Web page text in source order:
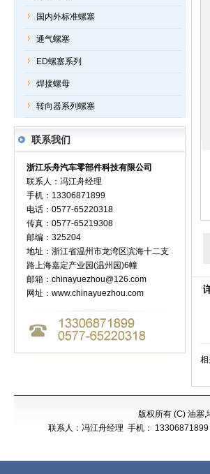
国内外标准螺塞
通气螺塞
ED螺塞系列
焊接螺母
转向器系列螺塞
联系我们
浙江乐舟汽车零部件科技有限公司
联系人：冯江舟经理
手机：13306871899
电话：0577-65220318
传真：0577-65219308
邮编：325204
地址：浙江省温州市龙湾区滨海十二支
路上海嘉定产业园(温州园)6幢
邮箱： chinayuezhou@126.com
网址：www.chinayuezhou.com
相
版权所有 (C) 油塞
联系人：冯江舟经理 手机：